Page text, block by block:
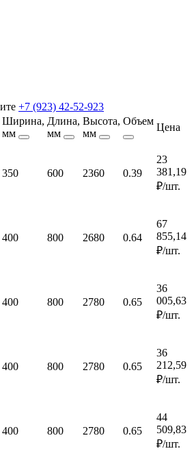
+7 (923) 42-52-923
Ширина,
мм
Длина,
мм
Высота,
мм
Объем
Цена
350 600 2360 0.39
23
381,19
₽/шт.
400 800 2680 0.64
67
855,14
₽/шт.
400 800 2780 0.65
36
005,63
₽/шт.
400 800 2780 0.65
36
212,59
₽/шт.
400 800 2780 0.65
44
509,83
₽/шт.